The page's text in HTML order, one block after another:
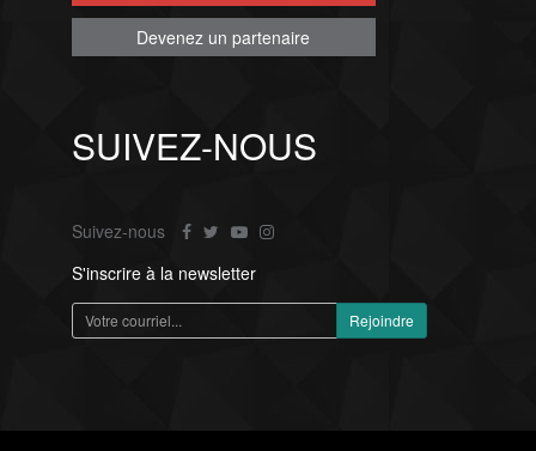
Devenez un partenaire
SUIVEZ-NOUS
Suivez-nous
S'inscrire à la newsletter